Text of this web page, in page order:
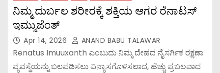
ನಿಮ್ಮ ದುರ್ಬಲ ಶರೀರಕ್ಕೆ ಶಕ್ತಿಯ ಆಗರ ರೆನಾಟಸ್
ಇಮ್ಮುಜೆಂತ್
Apr 14, 2026 ANAND BABU TALAWAR
Renatus Imuuxanth ಎಂಬುದು ನಿಮ್ಮ ದೇಹದ ನೈಸರ್ಗಿಕ ರಕ್ಷಣಾ
ವ್ಯವಸ್ಥೆಯನ್ನು ಬಲಪಡಿಸಲು ವಿನ್ಯಾಸಗೊಳಿಸಲಾದ, ಹೆಚ್ಚು ಪ್ರಬಲವಾದ